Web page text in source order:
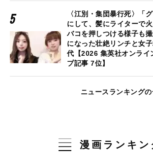
〈江別・集団暴行死〉「
にして、髪にライターで
バコを押しつける様子も
になった壮絶リンチと女
代【2026 集英社オンラ
プ記事 7位】
ニュースランキング
漫画ランキン